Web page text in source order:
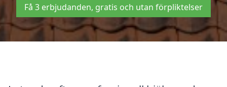
Få 3 erbjudanden, gratis och utan förpliktelser